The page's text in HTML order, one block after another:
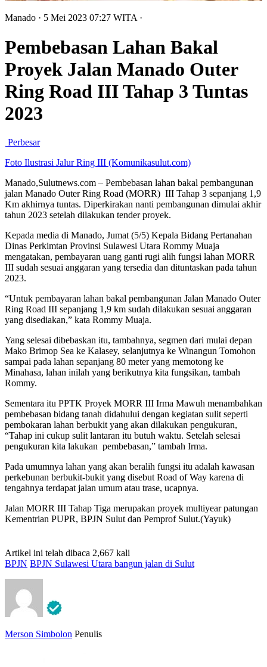
Manado · 5 Mei 2023 07:27 WITA ·
Pembebasan Lahan Bakal
Proyek Jalan Manado Outer
Ring Road III Tahap 3 Tuntas
2023
Perbesar
Foto Ilustrasi Jalur Ring III (Komunikasulut.com)
Manado,Sulutnews.com – Pembebasan lahan bakal pembangunan
jalan Manado Outer Ring Road (MORR) III Tahap 3 sepanjang 1,9
Km akhirnya tuntas. Diperkirakan nanti pembangunan dimulai akhir
tahun 2023 setelah dilakukan tender proyek.
Kepada media di Manado, Jumat (5/5) Kepala Bidang Pertanahan
Dinas Perkimtan Provinsi Sulawesi Utara Rommy Muaja
mengatakan, pembayaran uang ganti rugi alih fungsi lahan MORR
III sudah sesuai anggaran yang tersedia dan dituntaskan pada tahun
2023.
“Untuk pembayaran lahan bakal pembangunan Jalan Manado Outer
Ring Road III sepanjang 1,9 km sudah dilakukan sesuai anggaran
yang disediakan,” kata Rommy Muaja.
Yang selesai dibebaskan itu, tambahnya, segmen dari mulai depan
Mako Brimop Sea ke Kalasey, selanjutnya ke Winangun Tomohon
sampai pada lahan sepanjang 80 meter yang memotong ke
Minahasa, lahan inilah yang berikutnya kita fungsikan, tambah
Rommy.
Sementara itu PPTK Proyek MORR III Irma Mawuh menambahkan
pembebasan bidang tanah didahului dengan kegiatan sulit seperti
pembokaran lahan berbukit yang akan dilakukan pengukuran,
“Tahap ini cukup sulit lantaran itu butuh waktu. Setelah selesai
pengukuran kita lakukan pembebasan,” tambah Irma.
Pada umumnya lahan yang akan beralih fungsi itu adalah kawasan
perkebunan berbukit-bukit yang disebut Road of Way karena di
tengahnya terdapat jalan umum atau trase, ucapnya.
Jalan MORR III Tahap Tiga merupakan proyek multiyear patungan
Kementrian PUPR, BPJN Sulut dan Pemprof Sulut.(Yayuk)
Artikel ini telah dibaca 2,667 kali
BPJN BPJN Sulawesi Utara bangun jalan di Sulut
Merson Simbolon Penulis